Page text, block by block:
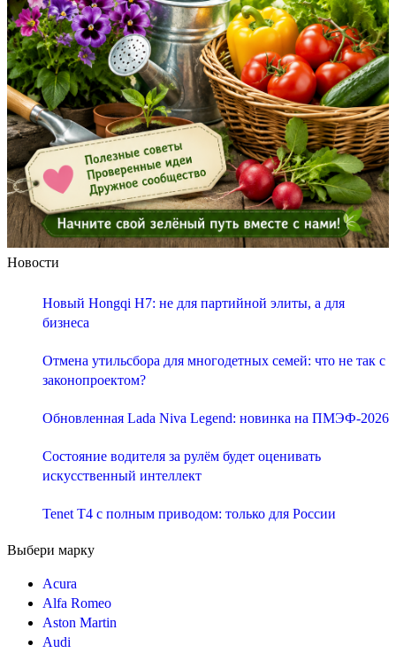
Новости
Новый Hongqi H7: не для партийной элиты, а для
бизнеса
Отмена утильсбора для многодетных семей: что не так с
законопроектом?
Обновленная Lada Niva Legend: новинка на ПМЭФ-2026
Состояние водителя за рулём будет оценивать
искусственный интеллект
Tenet T4 с полным приводом: только для России
Выбери марку
Acura
Alfa Romeo
Aston Martin
Audi